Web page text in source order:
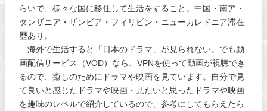
らいで、様々な国に移住して生活をすること。中国・南ア・
タンザニア・ザンビア・フィリピン・ニューカレドニア滞在
歴あり。
海外で生活すると「日本のドラマ」が見られない。でも動
画配信サービス（VOD）なら、VPNを使って動画が視聴でき
るので、癒しのためにドラマや映画を見ています。自分で見
て良いと感じたドラマや映画・見たいと思ったドラマや映画
を趣味のレベルで紹介しているので、参考にしてもらえたら